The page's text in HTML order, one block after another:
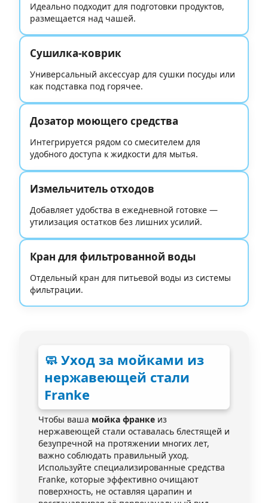
Идеально подходит для подготовки продуктов,
размещается над чашей.
Сушилка-коврик
Универсальный аксессуар для сушки посуды или
как подставка под горячее.
Дозатор моющего средства
Интегрируется рядом со смесителем для
удобного доступа к жидкости для мытья.
Измельчитель отходов
Добавляет удобства в ежедневной готовке —
утилизация остатков без лишних усилий.
Кран для фильтрованной воды
Отдельный кран для питьевой воды из системы
фильтрации.
🧼 Уход за мойками из
нержавеющей стали
Franke
Чтобы ваша мойка франке из
нержавеющей стали оставалась блестящей и
безупречной на протяжении многих лет,
важно соблюдать правильный уход.
Используйте специализированные средства
Franke, которые эффективно очищают
поверхность, не оставляя царапин и